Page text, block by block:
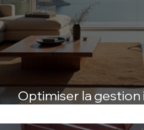
Optimiser la